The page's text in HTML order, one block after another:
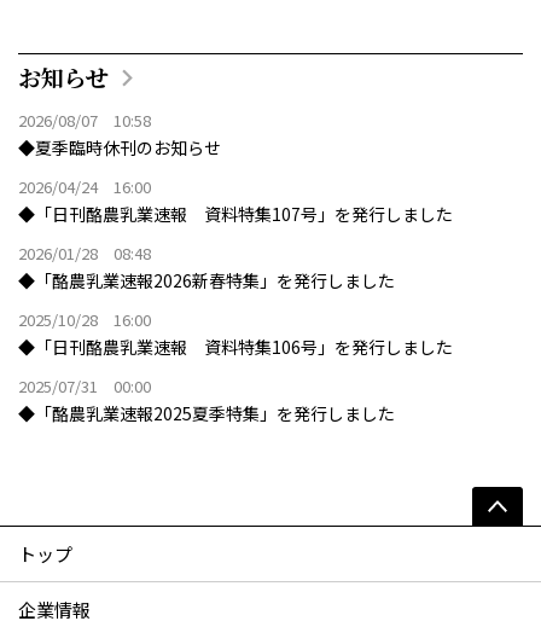
お知らせ
2026/08/07 10:58
◆夏季臨時休刊のお知らせ
2026/04/24 16:00
◆「日刊酪農乳業速報 資料特集107号」を発行しました
2026/01/28 08:48
◆「酪農乳業速報2026新春特集」を発行しました
2025/10/28 16:00
◆「日刊酪農乳業速報 資料特集106号」を発行しました
2025/07/31 00:00
◆「酪農乳業速報2025夏季特集」を発行しました
トップ
企業情報